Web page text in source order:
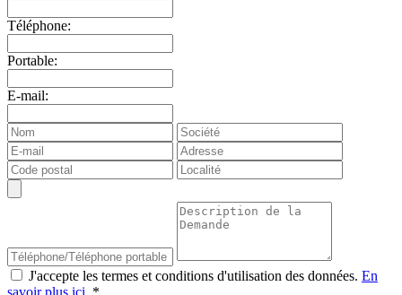
Téléphone:
Portable:
E-mail:
J'accepte les termes et conditions d'utilisation des données. En